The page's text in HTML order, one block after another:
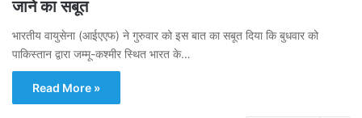
जाने का सबूत
भारतीय वायुसेना (आईएएफ) ने गुरुवार को इस बात का सबूत दिया कि बुधवार को
पाकिस्तान द्वारा जम्मू-कश्मीर स्थित भारत के…
Read More »